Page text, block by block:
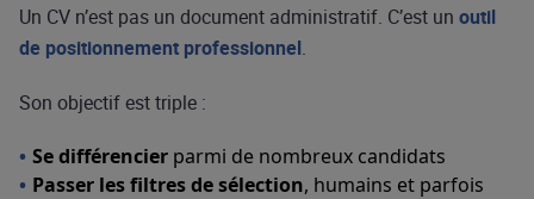
Un CV n’est pas un document administratif. C’est un outil
de positionnement professionnel.
Son objectif est triple :
Se différencier parmi de nombreux candidats
Passer les filtres de sélection, humains et parfois